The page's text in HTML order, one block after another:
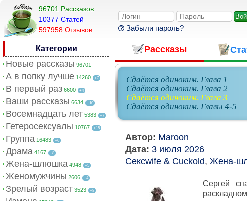
96701 Рассказов
10377 Cтатей
597958 Отзывов
Забыли пароль?
Категории
Новые рассказы 96701
А в попку лучше 14260 +7
В первый раз 6600 +4
Ваши рассказы 6634 +10
Восемнадцать лет 5383 +7
Гетеросексуалы 10767 +15
Группа 16483 +6
Драма 4167 +8
Жена-шлюшка 4948 +5
Женомужчины 2606 +4
Зрелый возраст 3523 +8
Рассказы
Сдаётся одиноким. Глава 1
Сдаётся одиноким. Глава 2
Сдаётся одиноким. Глава 3
Сдаётся одиноким. Главы 4-5
Автор: Maroon
Дата: 3 июля 2026
Сексwife & Cuckold, Жена-
Сергей